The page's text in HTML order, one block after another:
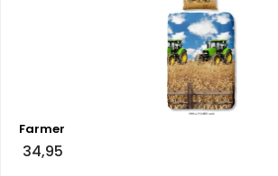
Farmer
34,95